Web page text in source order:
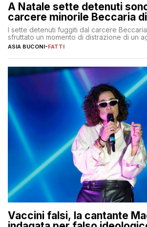
A Natale sette detenuti
carcere minorile Beccaria
I sette detenuti fuggiti dal carcere
sfruttato un momento di distrazione di un
ASIA BUCONI-FATTI
Vaccini falsi, la cantante